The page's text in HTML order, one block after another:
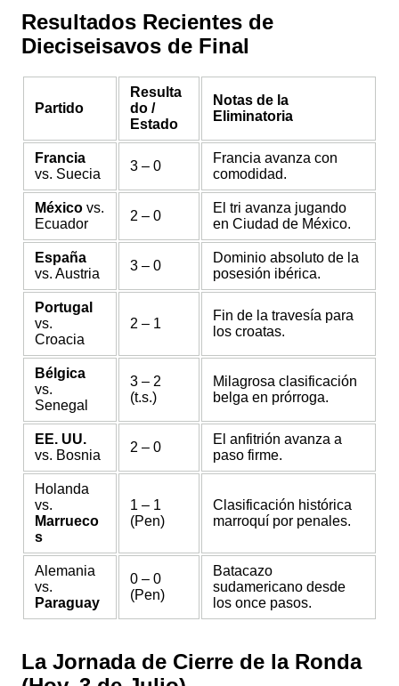
Resultados Recientes de
Dieciseisavos de Final
Partido
Resulta
do /
Estado
Notas de la
Eliminatoria
Francia
vs. Suecia
3 – 0
Francia avanza con
comodidad.
México vs.
Ecuador
2 – 0
El tri avanza jugando
en Ciudad de México.
España
vs. Austria
3 – 0
Dominio absoluto de la
posesión ibérica.
Portugal
vs.
Croacia
2 – 1
Fin de la travesía para
los croatas.
Bélgica
vs.
Senegal
3 – 2
(t.s.)
Milagrosa clasificación
belga en prórroga.
EE. UU.
vs. Bosnia
2 – 0
El anfitrión avanza a
paso firme.
Holanda
vs.
Marrueco
s
1 – 1
(Pen)
Clasificación histórica
marroquí por penales.
Alemania
vs.
Paraguay
0 – 0
(Pen)
Batacazo
sudamericano desde
los once pasos.
La Jornada de Cierre de la Ronda